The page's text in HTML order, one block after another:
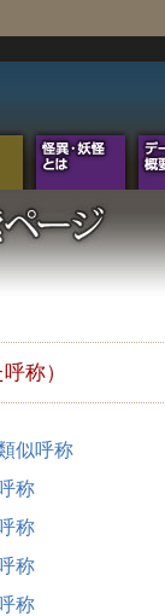
称）
似呼称
称
称
称
称